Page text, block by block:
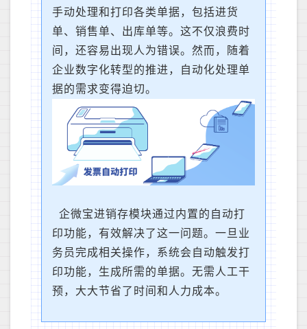
手动处理和打印各类单据，包括进货
单、销售单、出库单等。这不仅浪费时
间，还容易出现人为错误。然而，随着
企业数字化转型的推进，自动化处理单
据的需求变得迫切。
企微宝进销存模块通过内置的自动打
印功能，有效解决了这一问题。一旦业
务员完成相关操作，系统会自动触发打
印功能，生成所需的单据。无需人工干
预，大大节省了时间和人力成本。